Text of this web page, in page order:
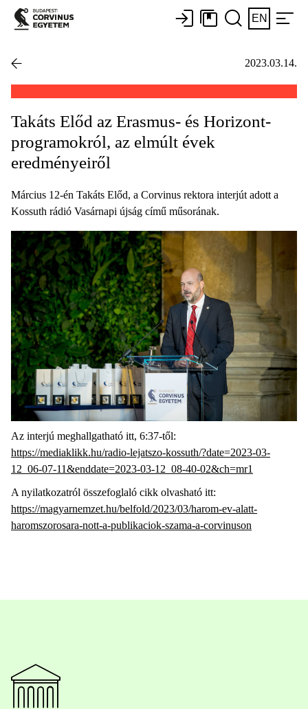
EN
2023.03.14.
Takáts Előd az Erasmus- és Horizont-
programokról, az elmúlt évek
eredményeiről
Március 12-én Takáts Előd, a Corvinus rektora interjút adott a
Kossuth rádió Vasárnapi újság című műsorának.
Az interjú meghallgatható itt, 6:37-től:
https://mediaklikk.hu/radio-lejatszo-kossuth/?date=2023-03-
12_06-07-11&enddate=2023-03-12_08-40-02&ch=mr1
A nyilatkozatról összefoglaló cikk olvasható itt:
https://magyarnemzet.hu/belfold/2023/03/harom-ev-alatt-
haromszorosara-nott-a-publikaciok-szama-a-corvinuson